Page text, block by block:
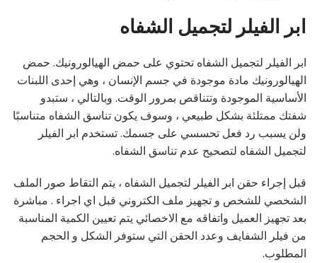
ابر الفيلر لتجميل الشفاه
ابر الفيلر لتجميل الشفاه تحتوي على حمض الهيالورونيك. حمض
الهيالورونيك مادة موجودة في جسم الإنسان ، وهي إحدى اللبنات
الأساسية الموجودة وتتناقص بمرور الوقت. وبالتالي ، ستبدو
شفتك ممتلئة بشكل طبيعي ، وسوف يكون تناسق الشفاه متناسبًا
ولن يسبب رد فعل تحسسي على جسمك. تستخدم ابر الفيلر
لتجميل الشفاه لتصحيح عدم تناسق الشفاه.
قبل إجراء حقن ابر الفيلر لتجميل الشفاه ، يتم التقاط صور الملف
الشخصي للشخص و تجهيز ملف الكتروني قبل اي اجراء . مباشرة
بعد تجهيز العميل واتفاقه مع الاخصائي يتم تعيين الكمية المناسبة
من فيلر الشفايف وعدد الحقن التي ستوفر الشكل و الحجم
المطلوب.